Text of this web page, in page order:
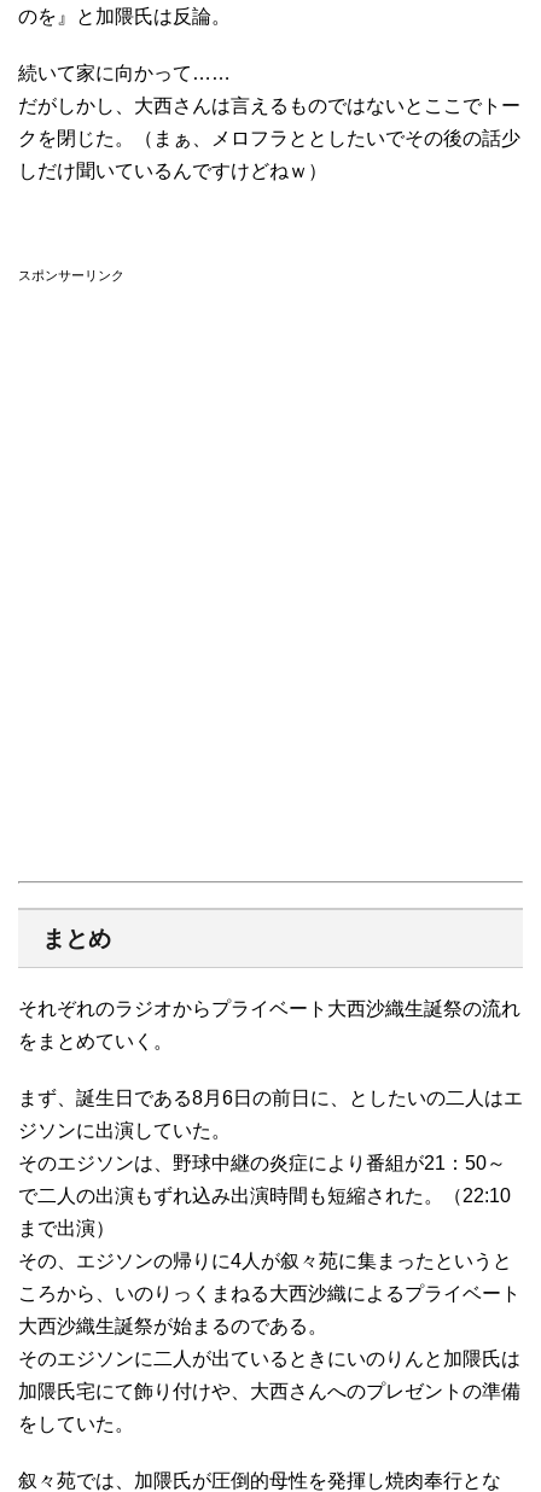
のを』と加隈氏は反論。
続いて家に向かって……
だがしかし、大西さんは言えるものではないとここでトー
クを閉じた。（まぁ、メロフラととしたいでその後の話少
しだけ聞いているんですけどねｗ）
スポンサーリンク
まとめ
それぞれのラジオからプライベート大西沙織生誕祭の流れ
をまとめていく。
まず、誕生日である8月6日の前日に、としたいの二人はエ
ジソンに出演していた。
そのエジソンは、野球中継の炎症により番組が21：50～
で二人の出演もずれ込み出演時間も短縮された。（22:10
まで出演）
その、エジソンの帰りに4人が叙々苑に集まったというと
ころから、いのりっくまねる大西沙織によるプライベート
大西沙織生誕祭が始まるのである。
そのエジソンに二人が出ているときにいのりんと加隈氏は
加隈氏宅にて飾り付けや、大西さんへのプレゼントの準備
をしていた。
叙々苑では、加隈氏が圧倒的母性を発揮し焼肉奉行とな